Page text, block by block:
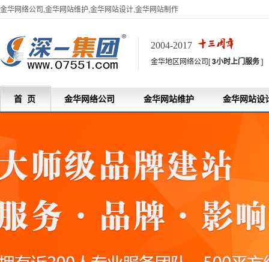
金华网络公司,金华网站维护,金华网站设计,金华网站制作
2004-2017
金华地区网络公司[3小时上门服务]
首 页 金华网络公司 金华网站维护 金华网站设